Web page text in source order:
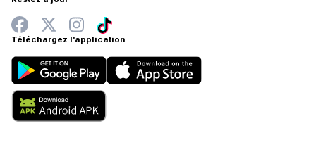
Téléchargez l'application